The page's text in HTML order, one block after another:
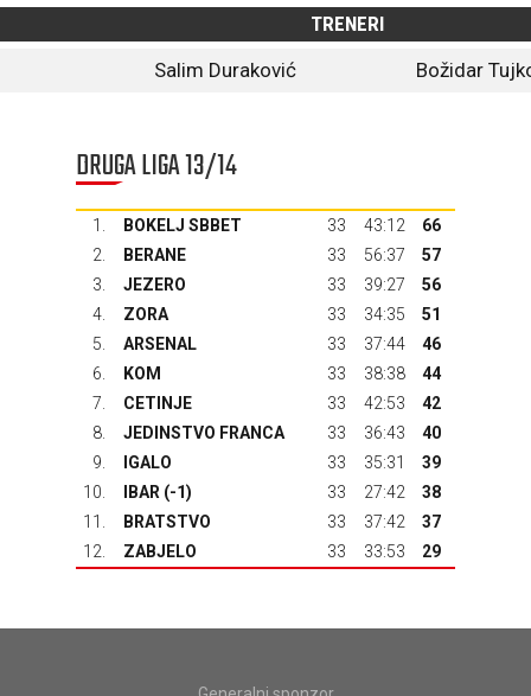
TRENERI
Salim Duraković
Božidar
DRUGA LIGA 13/14
1. BOKELJ SBBET 33 43:12
66
2.
BERANE 33 56:37
57
3.
JEZERO 33 39:27
56
4.
ZORA 33 34:35
51
5.
ARSENAL 33 37:44
46
6.
KOM 33 38:38
44
7.
CETINJE 33 42:53
42
8.
JEDINSTVO FRANCA 33 36:43
40
9.
IGALO 33 35:31
39
10.
IBAR (-1) 33 27:42
38
11.
BRATSTVO 33 37:42
37
12.
ZABJELO 33 33:53 29